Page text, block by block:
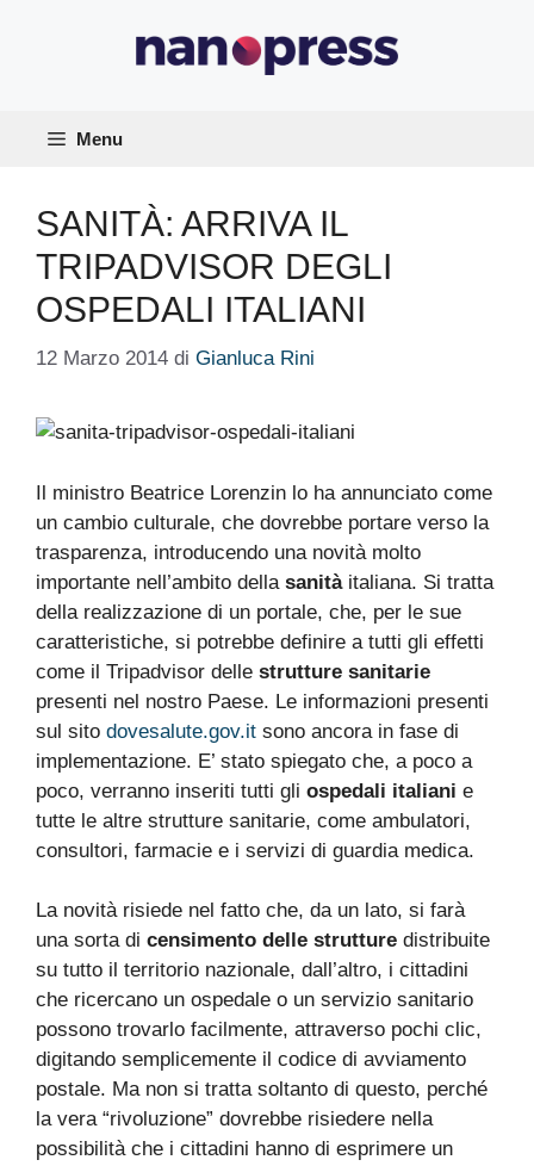
Menu
SANITÀ: ARRIVA IL
TRIPADVISOR DEGLI
OSPEDALI ITALIANI
12 Marzo 2014 di Gianluca Rini
Il ministro Beatrice Lorenzin lo ha annunciato come
un cambio culturale, che dovrebbe portare verso la
trasparenza, introducendo una novità molto
importante nell’ambito della sanitàitaliana. Si tratta
della realizzazione di un portale, che, per le sue
caratteristiche, si potrebbe definire a tutti gli effetti
come il Tripadvisor delle strutture sanitarie
presenti nel nostro Paese. Le informazioni presenti
sul sito dovesalute.gov.it sono ancora in fase di
implementazione. E’ stato spiegato che, a poco a
poco, verranno inseriti tutti gli ospedali italiani e
tutte le altre strutture sanitarie, come ambulatori,
consultori, farmacie e i servizi di guardia medica.
La novità risiede nel fatto che, da un lato, si farà
una sorta di censimento delle strutture distribuite
su tutto il territorio nazionale, dall’altro, i cittadini
che ricercano un ospedale o un servizio sanitario
possono trovarlo facilmente, attraverso pochi clic,
digitando semplicemente il codice di avviamento
postale. Ma non si tratta soltanto di questo, perché
la vera “rivoluzione” dovrebbe risiedere nella
possibilità che i cittadini hanno di esprimere un